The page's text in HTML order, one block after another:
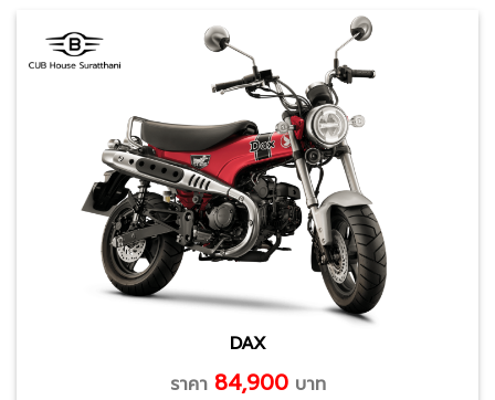
DAX
ราคา 84,900บาท